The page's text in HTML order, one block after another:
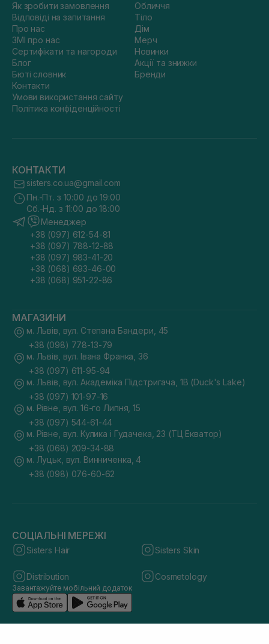
Як зробити замовлення
Відповіді на запитання
Про нас
ЗМІ про нас
Сертифікати та нагороди
Блог
Бюті словник
Контакти
Умови використання сайту
Політика конфіденційності
Обличчя
Тіло
Дім
Мерч
Новинки
Акції та знижки
Бренди
КОНТАКТИ
sisters.co.ua@gmail.com
Пн.-Пт. з 10:00 до 19:00
Сб.-Нд. з 11:00 до 18:00
Менеджер
+38 (097) 612-54-81
+38 (097) 788-12-88
+38 (097) 983-41-20
+38 (068) 693-46-00
+38 (068) 951-22-86
МАГАЗИНИ
м. Львів, вул. Степана Бандери, 45
+38 (098) 778-13-79
м. Львів, вул. Івана Франка, 36
+38 (097) 611-95-94
м. Львів, вул. Академіка Підстригача, 1В (Duck's Lake)
+38 (097) 101-97-16
м. Рівне, вул. 16-го Липня, 15
+38 (097) 544-61-44
м. Рівне, вул. Кулика і Гудачека, 23 (ТЦ Екватор)
+38 (068) 209-34-88
м. Луцьк, вул. Винниченка, 4
+38 (098) 076-60-62
СОЦІАЛЬНІ МЕРЕЖІ
Sisters Hair Sisters Skin
Distribution Cosmetology
Завантажуйте мобільний додаток